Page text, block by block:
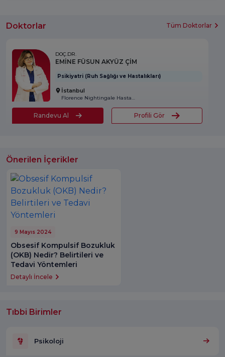
Doktorlar Tüm Doktorlar
DOÇ.DR.
EMİNE FÜSUN AKYÜZ ÇİM
Psikiyatri (Ruh Sağlığı ve Hastalıkları)
İstanbul
Randevu Al Profili Gör
Önerilen İçerikler
9 Mayıs 2024
Obsesif Kompulsif Bozukluk
(OKB) Nedir? Belirtileri ve
Tedavi Yöntemleri
Detaylı İncele
Tıbbi Birimler
Psikoloji